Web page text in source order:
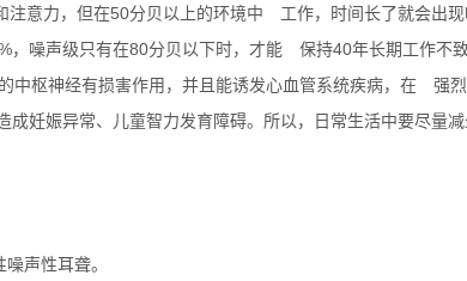
意力，但在50分贝以上的环境中 工作，时间长了就会出
，噪声级只有在80分贝以下时，才能 保持40年长期工作不
枢神经有损害作用，并且能诱发心血管系统疾病，在 强
妊娠异常、儿童智力发育障碍。所以，日常生活中要尽量
声性耳聋。